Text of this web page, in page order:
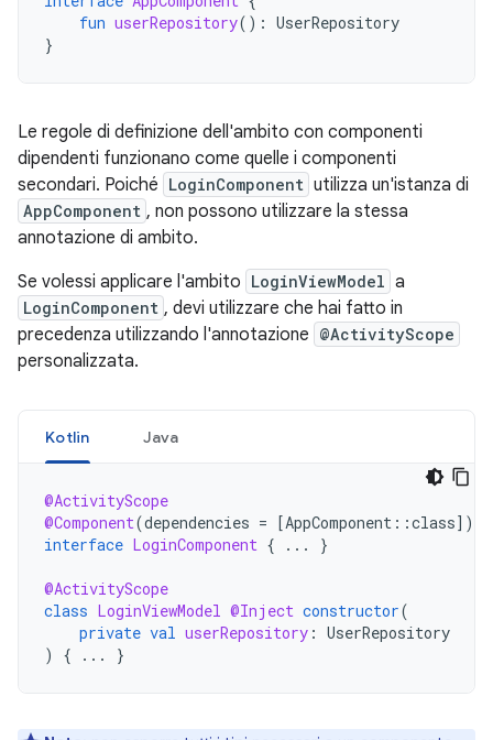
fun userRepository(): UserRepository
}
Le regole di definizione dell'ambito con componenti
dipendenti funzionano come quelle i componenti
secondari. Poiché LoginComponent utilizza un'istanza di
AppComponent , non possono utilizzare la stessa
annotazione di ambito.
Se volessi applicare l'ambito LoginViewModel a
LoginComponent , devi utilizzare che hai fatto in
precedenza utilizzando l'annotazione @ActivityScope
personalizzata.
Kotlin Java
@ActivityScope
@Component(dependencies = [AppComponent ::class] )
interface LoginComponent { ... }
@ActivityScope
class LoginViewModel @Inject constructor(
private val userRepository : UserRepository
)
{ ... }